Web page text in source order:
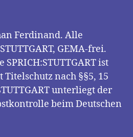
Ferdinand. Alle
GEMA-frei.
ist
Titelschutz nach §§5, 15
unterliegt der
beim Deutschen